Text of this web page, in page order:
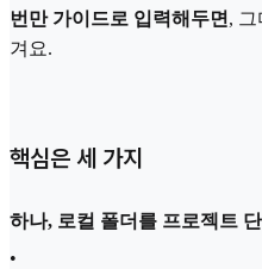
번만 가이드로 입력해두면 , 그
겨요.
핵심은 세 가지
하나, 로컬 폴더를 프로젝트
•